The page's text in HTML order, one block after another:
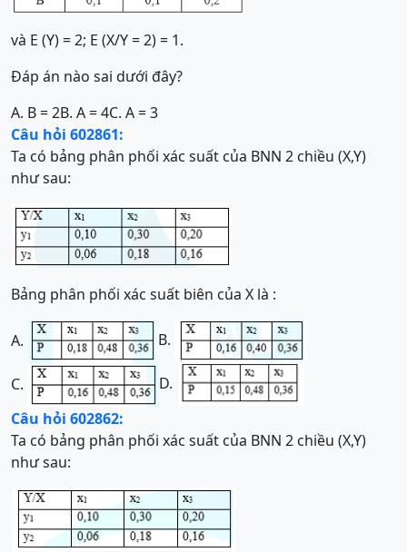
và E (Y) = 2; E (X/Y = 2) = 1.
Đáp án nào sai dưới đây?
A. B = 2B. A = 4C. A = 3
Câu hỏi 602861:
Ta có bảng phân phối xác suất của BNN 2 chiều (X,Y)
như sau:
Bảng phân phối xác suất biên của X là :
A. B.
C.
D.
Câu hỏi 602862:
Ta có bảng phân phối xác suất của BNN 2 chiều (X,Y)
như sau: